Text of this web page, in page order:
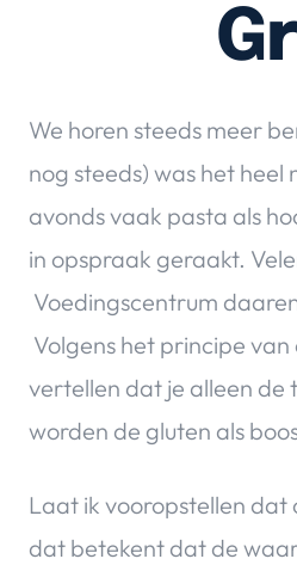
We horen steeds meer
nog steeds) was het heel
avonds vaak pasta als
in opspraak geraakt.
Voedingscentrum
Volgens het principe
vertellen dat je alleen de
worden de gluten als
Laat ik vooropstellen dat
dat betekent dat de